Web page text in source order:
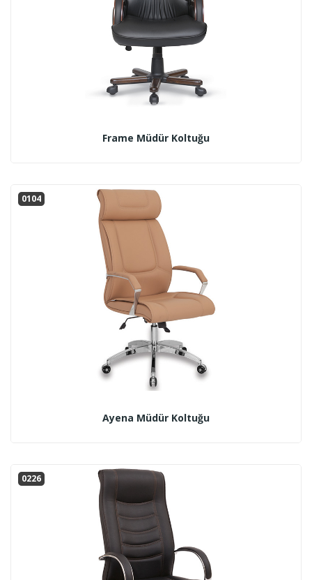
Frame Müdür Koltuğu
0104
Ayena Müdür Koltuğu
0226